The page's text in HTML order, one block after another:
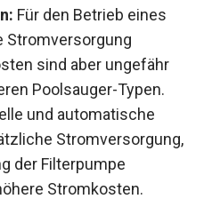
Für den Betrieb eines
Stromversorgung
sind aber ungefähr
Poolsauger-Typen.
und automatische
Stromversorgung,
der Filterpumpe
Stromkosten.